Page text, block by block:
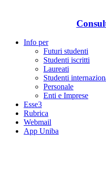
Info per
Futuri studenti
Studenti iscritti
Laureati
Studenti
Personale
Enti e Imprese
Esse3
Rubrica
Webmail
App Uniba